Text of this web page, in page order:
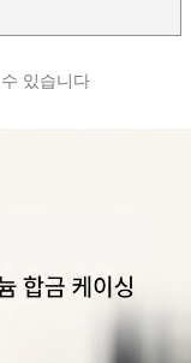
있습니다